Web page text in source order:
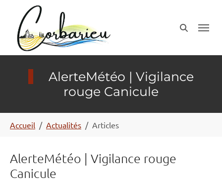
Aller au contenu principal
AlerteMétéo | Vigilance
rouge Canicule
Accueil Actualités Articles
AlerteMétéo | Vigilance rouge
Canicule
Panneau de gestion des cookies